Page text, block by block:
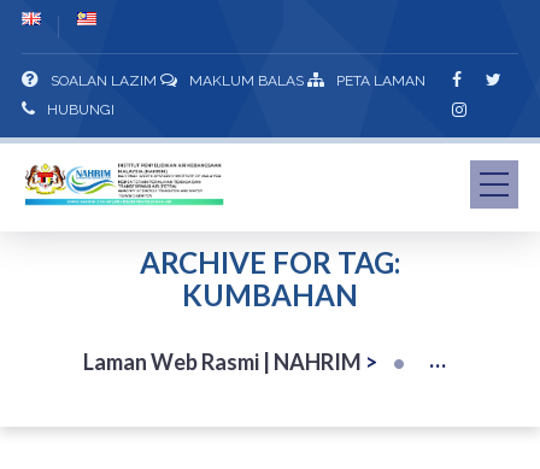
SOALAN LAZIM MAKLUM BALAS
PETA LAMAN
HUBUNGI
ARCHIVE FOR TAG:
KUMBAHAN
Laman Web Rasmi | NAHRIM >